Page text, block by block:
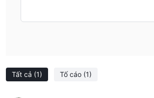
Tất cả (1) Tố cáo (1)